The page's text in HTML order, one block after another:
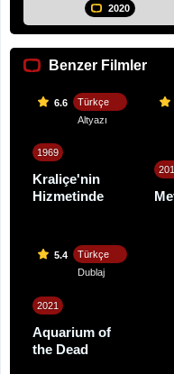
2020
Benzer Filmler
6.6
Türkçe
Altyazı
1969
Kraliçe'nin
Hizmetinde
5.4
Türkçe
Dublaj
2021
Aquarium of
the Dead